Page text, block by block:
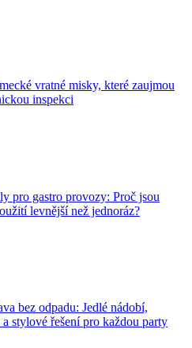
vratné misky, které zaujmou
inspekci
pro gastro provozy: Proč jsou
levnější než jednoráz?
bez odpadu: Jedlé nádobí,
stylové řešení pro každou party